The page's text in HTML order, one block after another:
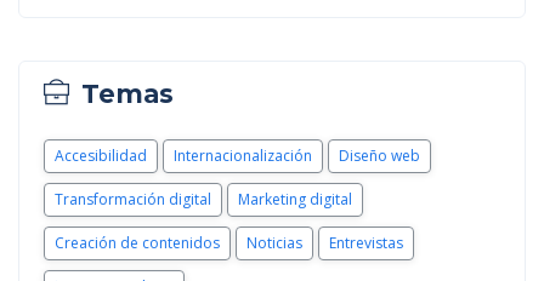
Temas
Accesibilidad Internacionalización Diseño web
Transformación digital Marketing digital
Creación de contenidos Noticias Entrevistas